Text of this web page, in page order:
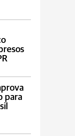
para